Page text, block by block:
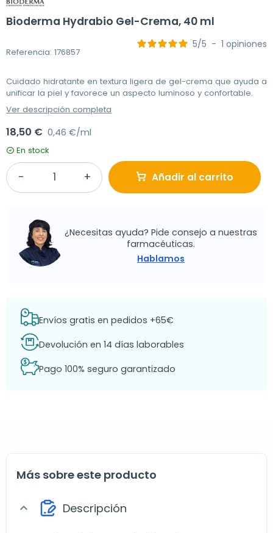
Bioderma Hydrabio Gel-Crema, 40 ml
Referencia: 176857
5/5 - 1 opiniones
Cuidado hidratante en textura ligera de gel-crema que ayuda a
unificar la piel y favorece un aspecto luminoso y confortable.
Ver descripción completa
18,50 € 0,46 €/ml
En stock
Añadir al carrito
¿Necesitas ayuda? Pide consejo a nuestras
farmacéuticas.
Hablamos
Envíos gratis en pedidos +65€
Devolución en 14 días laborables
Pago 100% seguro garantizado
Más sobre este producto
expand_more Descripción